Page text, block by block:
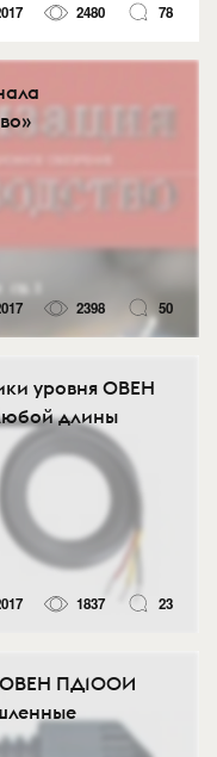
2480 78
2398 50
уровня ОВЕН
длины
1837 23
ОВЕН ПД100И